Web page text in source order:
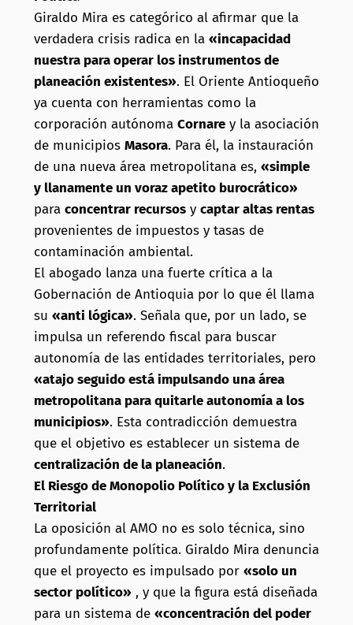
Giraldo Mira es categórico al afirmar que la
verdadera crisis radica en la «incapacidad
nuestra para operar los instrumentos de
planeación existentes». El Oriente Antioqueño
ya cuenta con herramientas como la
corporación autónoma Cornarey la asociación
de municipios Masora. Para él, la instauración
de una nueva área metropolitana es, «simple
y llanamente un voraz apetito burocrático»
para concentrar recursosy captar altas rentas
provenientes de impuestos y tasas de
contaminación ambiental.
El abogado lanza una fuerte crítica a la
Gobernación de Antioquia por lo que él llama
su «anti lógica». Señala que, por un lado, se
impulsa un referendo fiscal para buscar
autonomía de las entidades territoriales, pero
«atajo seguido está impulsando una área
metropolitana para quitarle autonomía a los
municipios». Esta contradicción demuestra
que el objetivo es establecer un sistema de
centralización de la planeación.
El Riesgo de Monopolio Político y la Exclusión
Territorial
La oposición al AMO no es solo técnica, sino
profundamente política. Giraldo Mira denuncia
que el proyecto es impulsado por «solo un
sector político» , y que la figura está diseñada
para un sistema de «concentración del poder